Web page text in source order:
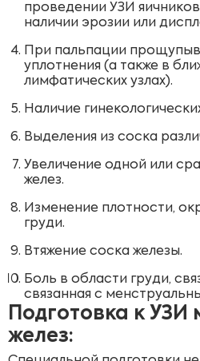
проведении УЗИ
наличии эрозии или
При пальпации
уплотнения (а также в
лимфатических узлах).
Наличие
Выделения из соска
Увеличение одной или
желез.
Изменение плотности,
груди.
Втяжение соска железы.
Боль в области груди,
связанная с
Подготовка к УЗИ
желез: